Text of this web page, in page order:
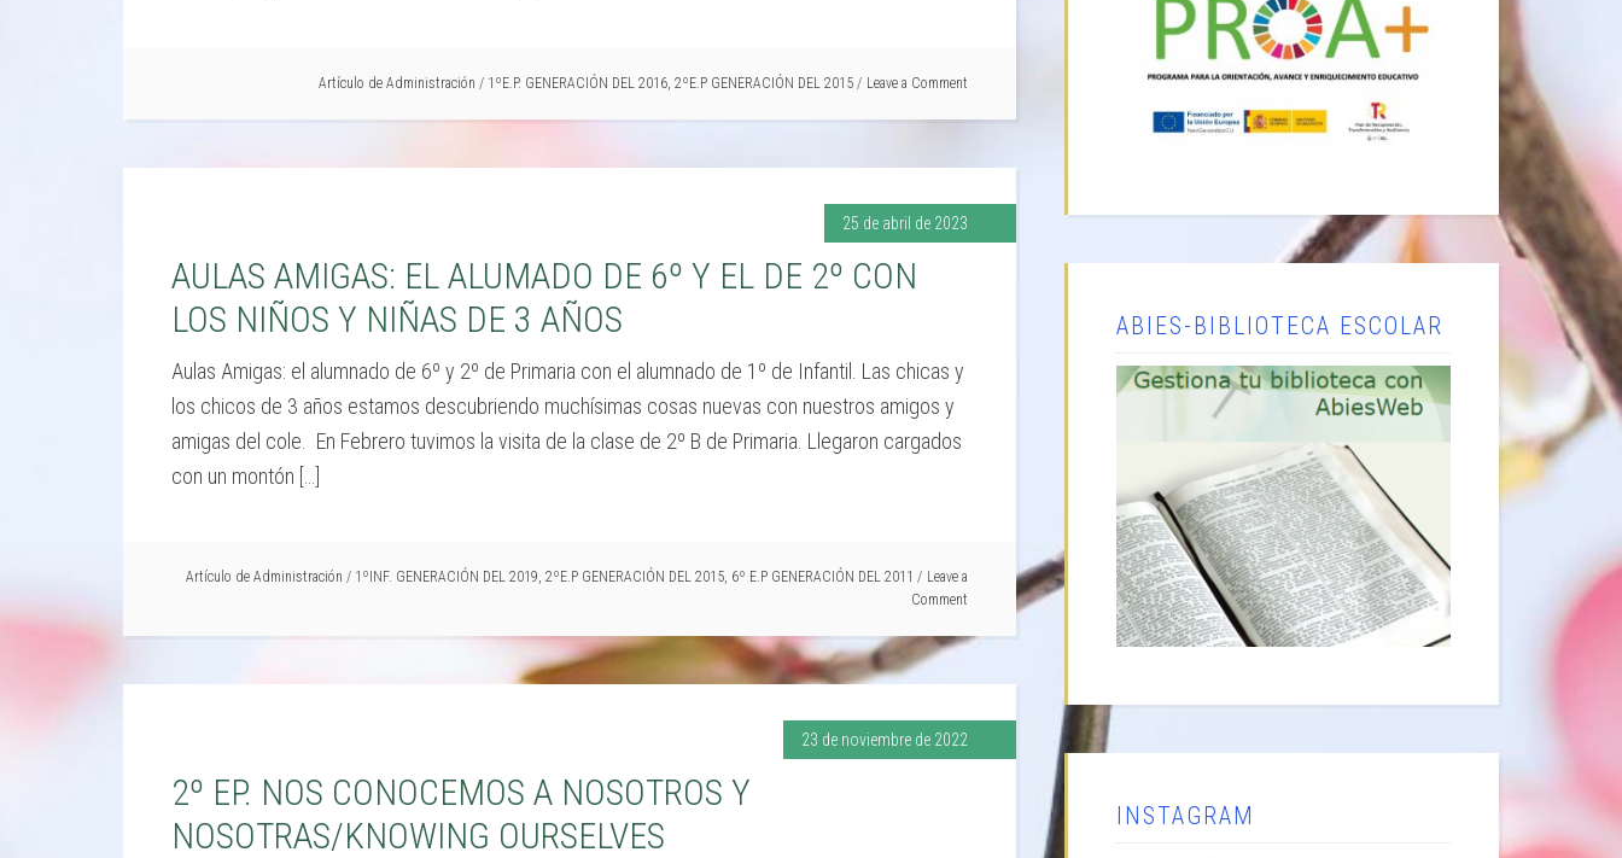
Artículo de Administración / 1ºE.P. GENERACIÓN DEL 2016, 2ºE.P GENERACIÓN DEL 2015 Leave a Comment
25 de abril de 2023
AULAS AMIGAS: EL ALUMADO DE 6º Y EL DE 2º CON
LOS NIÑOS Y NIÑAS DE 3 AÑOS
Aulas Amigas: el alumnado de 6º y 2º de Primaria con el alumnado de 1º de Infantil. Las chicas y
los chicos de 3 años estamos descubriendo muchísimas cosas nuevas con nuestros amigos y
amigas del cole. En Febrero tuvimos la visita de la clase de 2º B de Primaria. Llegaron cargados
con un montón […]
Artículo de Administración / 1ºINF. GENERACIÓN DEL 2019, 2ºE.P GENERACIÓN DEL 2015, 6º E.P GENERACIÓN DEL 2011
Leave a
Comment
23 de noviembre de 2022
2º EP. NOS CONOCEMOS A NOSOTROS Y
NOSOTRAS/KNOWING OURSELVES
ABIES-BIBLIOTECA ESCOLAR
INSTAGRAM